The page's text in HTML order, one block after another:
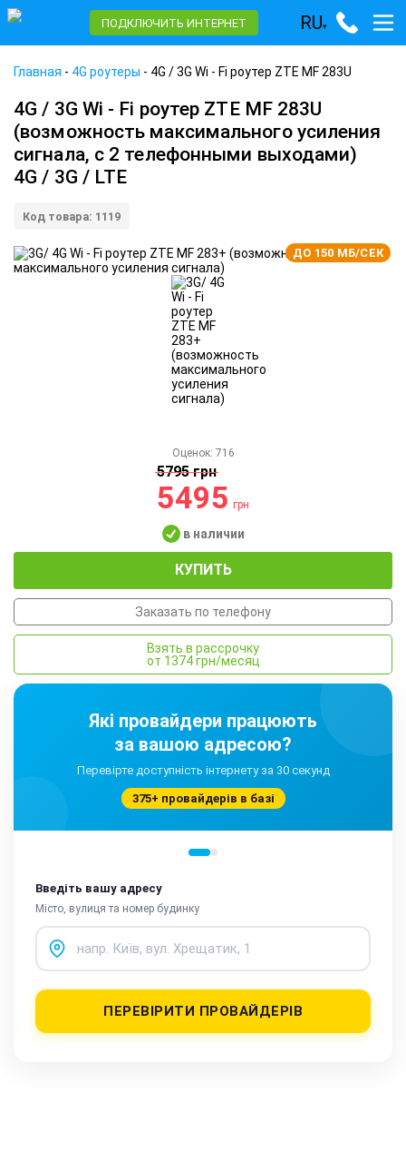
ПОДКЛЮЧИТЬ ИНТЕРНЕТ RU▾
Главная - 4G роутеры - 4G / 3G Wi - Fi роутер ZTE MF 283U
4G / 3G Wi - Fi роутер ZTE MF 283U
(возможность максимального усиления
сигнала, с 2 телефонными выходами)
4G / 3G / LTE
Код товара: 1119
ДО 150 МБ/СЕК
Оценок: 716
5795 грн
5495грн
в наличии
КУПИТЬ
Заказать по телефону
Взять в рассрочку
от 1374 грн/месяц
Які провайдери працюють
за вашою адресою?
Перевірте доступність інтернету за 30 секунд
375+ провайдерів в базі
Введіть вашу адресу
Місто, вулиця та номер будинку
ПЕРЕВІРИТИ ПРОВАЙДЕРІВ